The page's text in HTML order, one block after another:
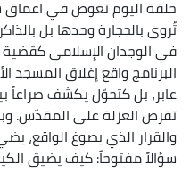
حلقة اليوم تغوص في اعماق
تُروى بالحجارة وحدها بل
في الوجدان الإسلامي كقضية
البرنامج واقع إغلاق المسجد
عابر، بل كتحوّل يكشف صراعاً
تفرض العزلة على المقدّس.
والقرار الذي يصوغ الواقع،
سؤالاً مفتوحاً: كيف يضيق